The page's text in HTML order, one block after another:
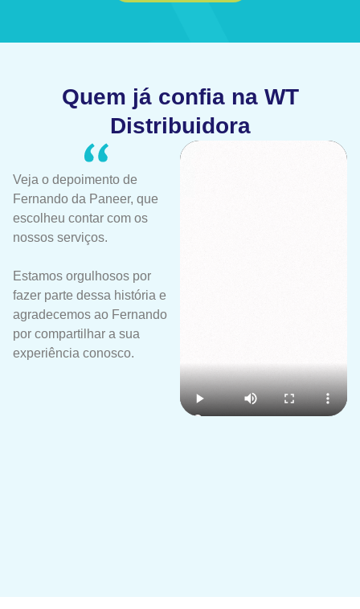
Quem já confia na WT
Distribuidora
Veja o depoimento de
Fernando da Paneer, que
escolheu contar com os
nossos serviços.
Estamos orgulhosos por
fazer parte dessa história e
agradecemos ao Fernando
por compartilhar a sua
experiência conosco.